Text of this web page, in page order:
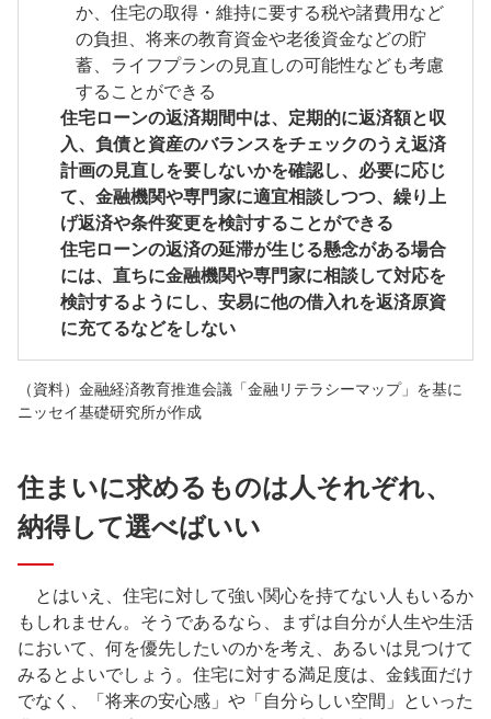
か、住宅の取得・維持に要する税や諸費用など
の負担、将来の教育資金や老後資金などの貯
蓄、ライフプランの見直しの可能性なども考慮
することができる
住宅ローンの返済期間中は、定期的に返済額と収
入、負債と資産のバランスをチェックのうえ返済
計画の見直しを要しないかを確認し、必要に応じ
て、金融機関や専門家に適宜相談しつつ、繰り上
げ返済や条件変更を検討することができる
住宅ローンの返済の延滞が生じる懸念がある場合
には、直ちに金融機関や専門家に相談して対応を
検討するようにし、安易に他の借入れを返済原資
に充てるなどをしない
（資料）金融経済教育推進会議「金融リテラシーマップ」を基に
ニッセイ基礎研究所が作成
住まいに求めるものは人それぞれ、
納得して選べばいい
とはいえ、住宅に対して強い関心を持てない人もいるか
もしれません。そうであるなら、まずは自分が人生や生活
において、何を優先したいのかを考え、あるいは見つけて
みるとよいでしょう。住宅に対する満足度は、金銭面だけ
でなく、「将来の安心感」や「自分らしい空間」といった